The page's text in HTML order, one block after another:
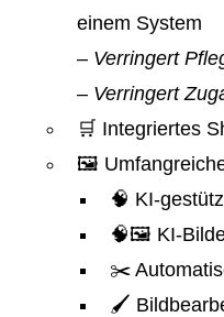
einem System
– Verringert
– Verringert
🛒 Integriertes
🖼️
🧠 KI-
🧠🖼️ KI-
✂️
🖌️